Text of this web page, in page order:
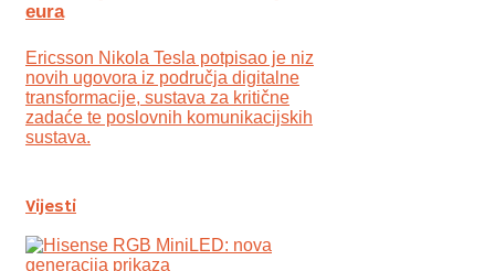
eura
Ericsson Nikola Tesla potpisao je niz
novih ugovora iz područja digitalne
transformacije, sustava za kritične
zadaće te poslovnih komunikacijskih
sustava.
Vijesti